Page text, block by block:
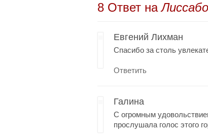
8 Oтвет на
Евгений Лихман
Спасибо за столь
Ответить
Галина
С огромным
прослушала голос этого